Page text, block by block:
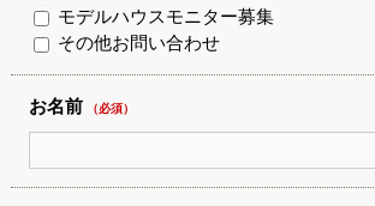
モデルハウスモニター募集
その他お問い合わせ
お名前 （必須）